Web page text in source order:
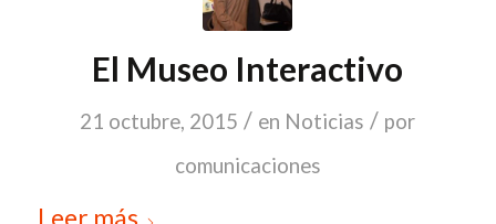
El Museo Interactivo
21 octubre, 2015 / en Noticias / por
comunicaciones
Leer más